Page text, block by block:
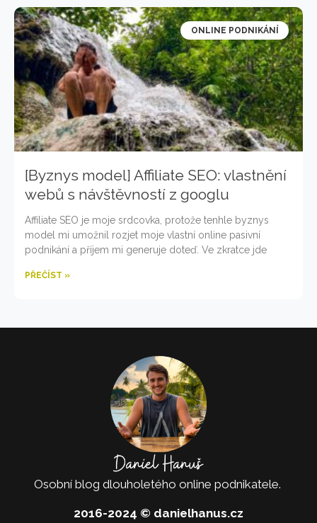
ONLINE PODNIKÁNÍ
[Byznys model] Affiliate SEO: vlastnění
webů s návštěvností z googlu
Affiliate SEO je moje srdcovka, protože tenhle byznys
model mi umožnil rozjet moje vlastní online pasivní
podnikání a příjem mi generuje doteď. Ve zkratce jde
PŘEČÍST »
Osobní blog dlouholetého online podnikatele.
2016-2024 © danielhanus.cz